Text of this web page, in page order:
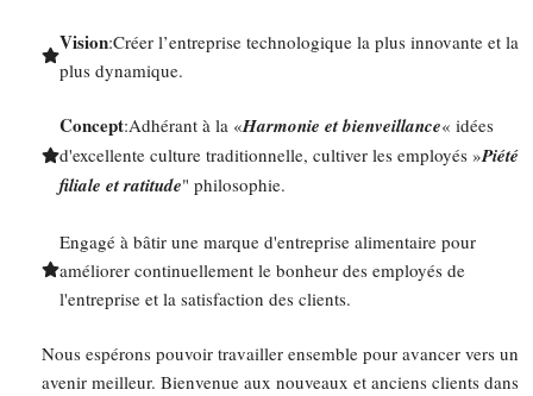
Vision:Créer l’entreprise technologique la plus innovante et la
plus dynamique.
Concept:Adhérant à la «Harmonie et bienveillance« idées
d'excellente culture traditionnelle, cultiver les employés »Piété
filiale et ratitude" philosophie.
Engagé à bâtir une marque d'entreprise alimentaire pour
améliorer continuellement le bonheur des employés de
l'entreprise et la satisfaction des clients.
Nous espérons pouvoir travailler ensemble pour avancer vers un
avenir meilleur. Bienvenue aux nouveaux et anciens clients dans